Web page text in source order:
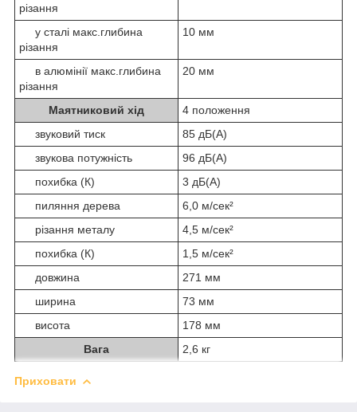
різання
у сталі макс.глибина
різання
10 мм
в алюмінії макс.глибина
різання
20 мм
Маятниковий хід
4 положення
звуковий тиск
85 дБ(А)
звукова потужність
96 дБ(А)
похибка (К)
3 дБ(А)
пиляння дерева
6,0 м/сек²
різання металу
4,5 м/сек²
похибка (К)
1,5 м/сек²
довжина
271 мм
ширина
73 мм
висота
178 мм
Вага
2,6 кг
Приховати